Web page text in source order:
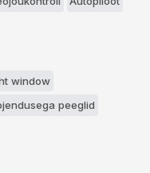
window
peeglid